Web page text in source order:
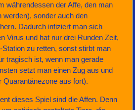
währendessen der Affe, den man
werden), sonder auch den
Dadurch infiziert man sich
Virus und hat nur drei Runden Zeit,
zu retten, sonst stirbt man
tragisch ist, wenn man gerade
setzt man einen Zug aus und
Quarantänezone aus fort).
dieses Spiel sind die Affen. Denn